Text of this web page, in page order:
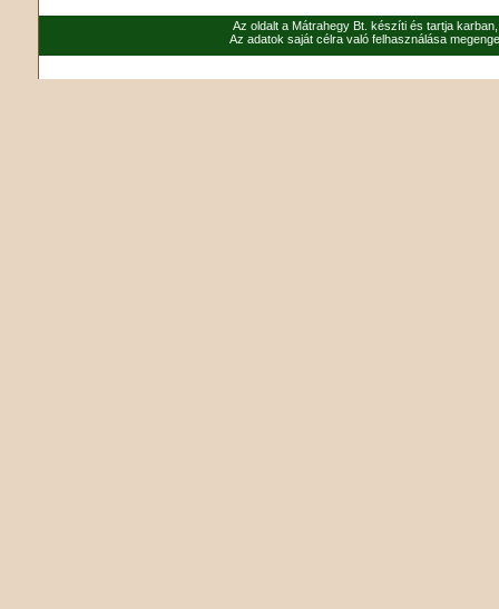
Az oldalt a Mátrahegy Bt. készíti és tartja
Az adatok saját célra való felhasználása